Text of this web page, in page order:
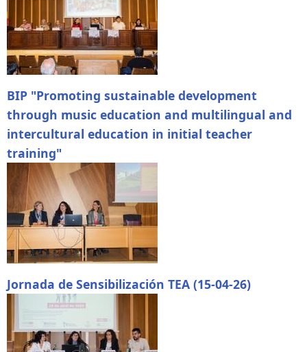
BIP "Promoting sustainable development
through music education and multilingual and
intercultural education in initial teacher
training"
Jornada de Sensibilización TEA (15-04-26)